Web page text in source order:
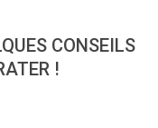
CONSEILS
!